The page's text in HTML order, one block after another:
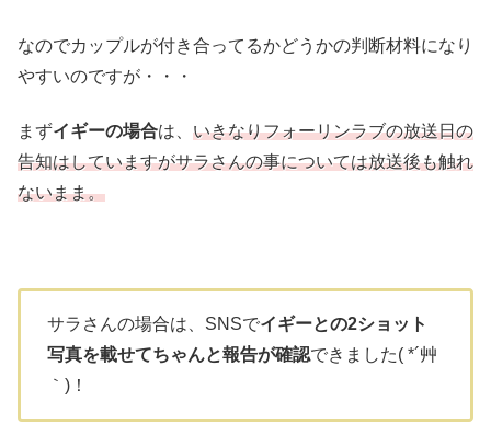
なのでカップルが付き合ってるかどうかの判断材料になり
やすいのですが・・・
まずイギーの場合は、 いきなりフォーリンラブの放送日の
告知はしていますがサラさんの事については放送後も触れ
ないまま。
サラさんの場合は、SNSでイギーとの2ショット
写真を載せてちゃんと報告が確認できました( *´艸
｀)！